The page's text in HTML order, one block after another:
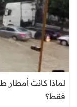
فقط؟